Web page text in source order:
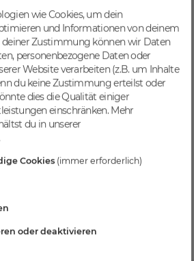
entwickelt, mit
für effizientes Management
€ 4,99. Je nach deinem Tier-
falls anwendbar
Orders werden nach dem
wie Cookies, um dein
und Informationen von deinem
deiner Zustimmung können wir Daten
personenbezogene Daten oder
Website verarbeiten (z.B. um Inhalte
du keine Zustimmung erteilst oder
dies die Qualität einiger
einschränken. Mehr
du in unserer
Cookies (immer erforderlich)
oder deaktivieren